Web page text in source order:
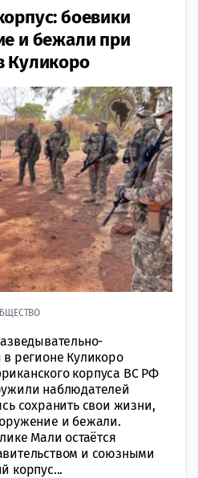
боевики
и бежали при
Куликоро
регионе Куликоро
корпуса ВС РФ
наблюдателей
сохранить свои жизни,
и бежали.
Мали остаётся
и союзными
корпус...